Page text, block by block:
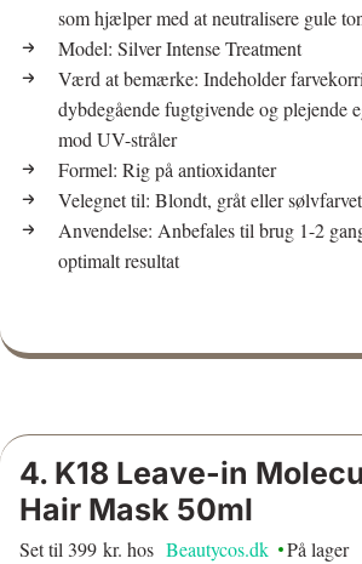
som hjælper med at neutralisere gule
Model: Silver Intense Treatment
Værd at bemærke: Indeholder
dybdegående fugtgivende og plejende
mod UV-stråler
Formel: Rig på antioxidanter
Velegnet til: Blondt, gråt eller
Anvendelse: Anbefales til brug 1-2
optimalt resultat
4. K18 Leave-in
Hair Mask 50ml
Set til 399 kr. hos Beautycos.dk På lager